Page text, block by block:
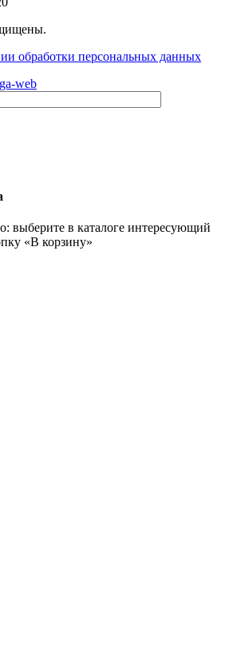
обработки персональных данных
web
выберите в каталоге интересующий
«В корзину»